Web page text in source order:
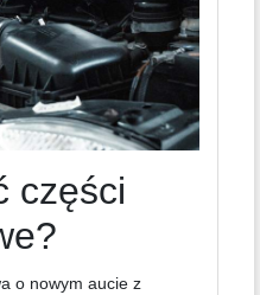
części
o nowym aucie z